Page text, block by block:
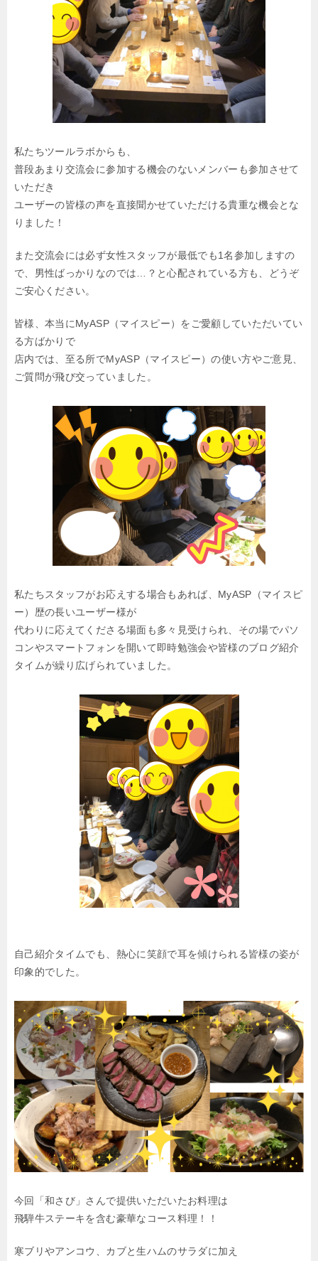
私たちツールラボからも、
普段あまり交流会に参加する機会のないメンバーも参加させて
いただき
ユーザーの皆様の声を直接聞かせていただける貴重な機会とな
りました！
また交流会には必ず女性スタッフが最低でも1名参加しますの
で、男性ばっかりなのでは…？と心配されている方も、どうぞ
ご安心ください。
皆様、本当にMyASP（マイスピー）をご愛顧していただいてい
る方ばかりで
店内では、至る所でMyASP（マイスピー）の使い方やご意見、
ご質問が飛び交っていました。
私たちスタッフがお応えする場合もあれば、MyASP（マイスピ
ー）歴の長いユーザー様が
代わりに応えてくださる場面も多々見受けられ、その場でパソ
コンやスマートフォンを開いて即時勉強会や皆様のブログ紹介
タイムが繰り広げられていました。
自己紹介タイムでも、熱心に笑顔で耳を傾けられる皆様の姿が
印象的でした。
今回「和さび」さんで提供いただいたお料理は
飛騨牛ステーキを含む豪華なコース料理！！
寒ブリやアンコウ、カブと生ハムのサラダに加え